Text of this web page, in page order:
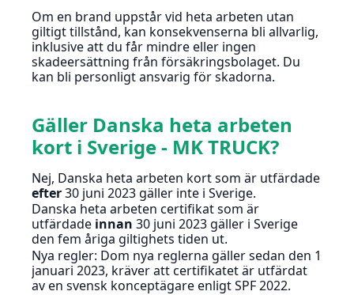
Om en brand uppstår vid heta arbeten utan
giltigt tillstånd, kan konsekvenserna bli allvarlig,
inklusive att du får mindre eller ingen
skadeersättning från försäkringsbolaget. Du
kan bli personligt ansvarig för skadorna.
Gäller Danska heta arbeten
kort i Sverige - MK TRUCK?
Nej, Danska heta arbeten kort som är utfärdade
efter30 juni 2023 gäller inte i Sverige.
Danska heta arbeten certifikat som är
utfärdade innan 30 juni 2023 gäller i Sverige
den fem åriga giltighets tiden ut.
Nya regler: Dom nya reglerna gäller sedan den 1
januari 2023, kräver att certifikatet är utfärdat
av en svensk konceptägare enligt SPF 2022.